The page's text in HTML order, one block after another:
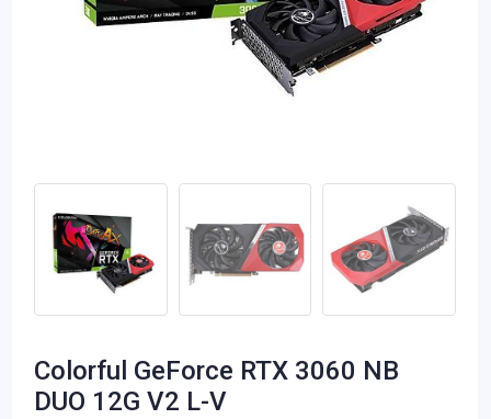
Colorful GeForce RTX 3060 NB
DUO 12G V2 L-V